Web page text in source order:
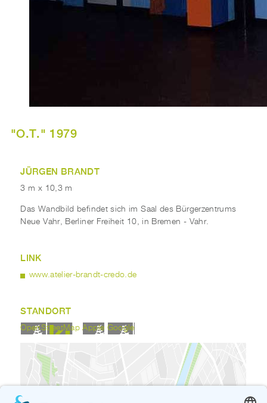
"O.T." 1979
JÜRGEN BRANDT
3 m x 10,3 m
Das Wandbild befindet sich im Saal des Bürgerzentrums
Neue Vahr, Berliner Freiheit 10, in Bremen - Vahr.
LINK
www.atelier-brandt-credo.de
STANDORT
OpenStreetMap Apple Google